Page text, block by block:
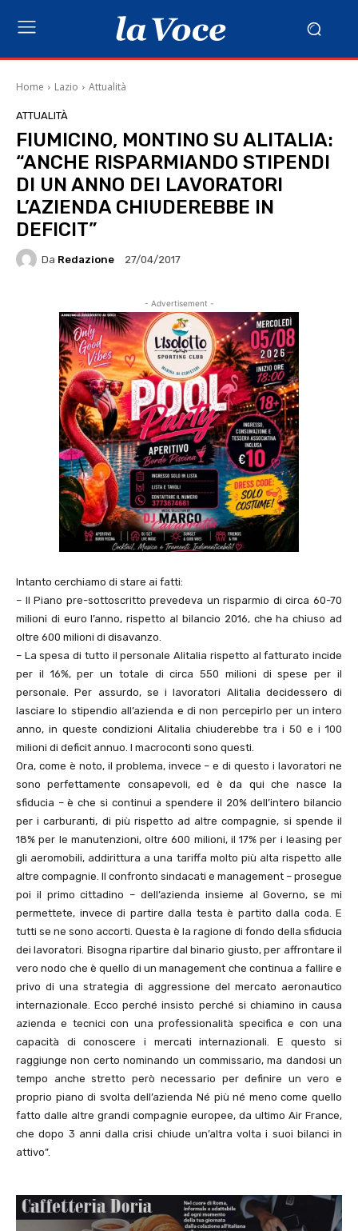
Home Lazio Attualità
ATTUALITÀ
FIUMICINO, MONTINO SU ALITALIA:
“ANCHE RISPARMIANDO STIPENDI
DI UN ANNO DEI LAVORATORI
L’AZIENDA CHIUDEREBBE IN
DEFICIT”
Da Redazione 27/04/2017
- Advertisement -
Intanto cerchiamo di stare ai fatti:
– Il Piano pre-sottoscritto prevedeva un risparmio di circa 60-70
milioni di euro l’anno, rispetto al bilancio 2016, che ha chiuso ad
oltre 600 milioni di disavanzo.
– La spesa di tutto il personale Alitalia rispetto al fatturato incide
per il 16%, per un totale di circa 550 milioni di spese per il
personale. Per assurdo, se i lavoratori Alitalia decidessero di
lasciare lo stipendio all’azienda e di non percepirlo per un intero
anno, in queste condizioni Alitalia chiuderebbe tra i 50 e i 100
milioni di deficit annuo. I macroconti sono questi.
Ora, come è noto, il problema, invece – e di questo i lavoratori ne
sono perfettamente consapevoli, ed è da qui che nasce la
sfiducia – è che si continui a spendere il 20% dell’intero bilancio
per i carburanti, di più rispetto ad altre compagnie, si spende il
18% per le manutenzioni, oltre 600 milioni, il 17% per i leasing per
gli aeromobili, addirittura a una tariffa molto più alta rispetto alle
altre compagnie. Il confronto sindacati e management – prosegue
poi il primo cittadino – dell’azienda insieme al Governo, se mi
permettete, invece di partire dalla testa è partito dalla coda. E
tutti se ne sono accorti. Questa è la ragione di fondo della sfiducia
dei lavoratori. Bisogna ripartire dal binario giusto, per affrontare il
vero nodo che è quello di un management che continua a fallire e
privo di una strategia di aggressione del mercato aeronautico
internazionale. Ecco perché insisto perché si chiamino in causa
azienda e tecnici con una professionalità specifica e con una
capacità di conoscere i mercati internazionali. E questo si
raggiunge non certo nominando un commissario, ma dandosi un
tempo anche stretto però necessario per definire un vero e
proprio piano di svolta dell’azienda Né più né meno come quello
fatto dalle altre grandi compagnie europee, da ultimo Air France,
che dopo 3 anni dalla crisi chiude un’altra volta i suoi bilanci in
attivo”.